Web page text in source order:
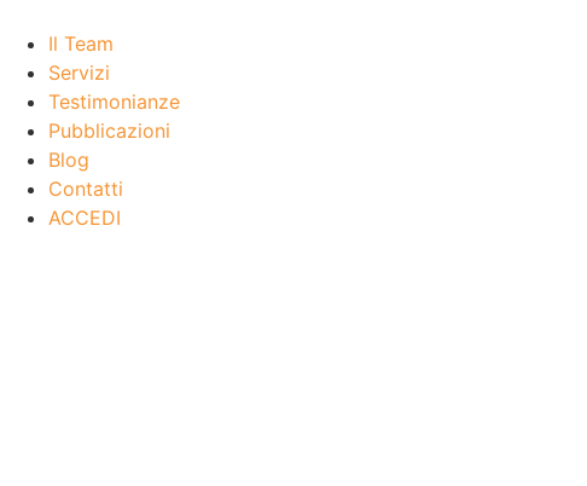
Il Team
Servizi
Testimonianze
Pubblicazioni
Blog
Contatti
ACCEDI